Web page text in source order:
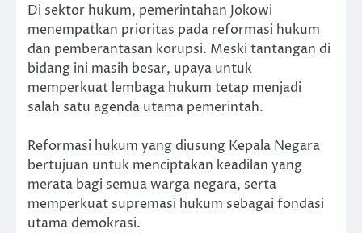
Di sektor hukum, pemerintahan Jokowi
menempatkan prioritas pada reformasi hukum
dan pemberantasan korupsi. Meski tantangan di
bidang ini masih besar, upaya untuk
memperkuat lembaga hukum tetap menjadi
salah satu agenda utama pemerintah.
Reformasi hukum yang diusung Kepala Negara
bertujuan untuk menciptakan keadilan yang
merata bagi semua warga negara, serta
memperkuat supremasi hukum sebagai fondasi
utama demokrasi.